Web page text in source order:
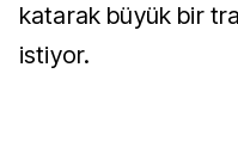
katarak büyük bir
istiyor.